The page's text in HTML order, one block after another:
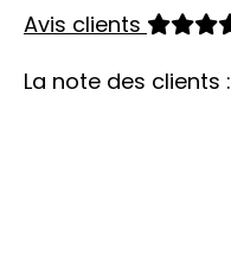
Avis clients
La note des clients :